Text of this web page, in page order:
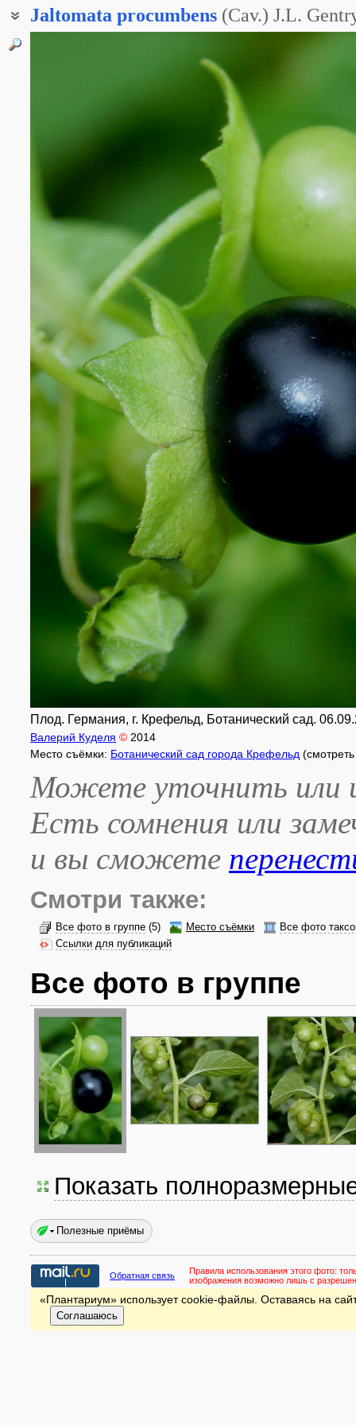
Jaltomata procumbens (Cav.) J.L.
Плод. Германия, г. Крефельд, Ботанический сад.
Валерий Куделя © 2014
Место съёмки: Ботанический сад города Крефельд
Можете уточнить или
Есть сомнения или
и вы сможете
Смотри также:
Все фото в группе (5) Место съёмки
Все фото
Ссылки для публикаций
Все фото в группе
Показать
Полезные приёмы
Обратная связь Правила использования этого фото:
изображения возможно лишь с
«Плантариум» использует cookie-файлы. Оставаясь на
Соглашаюсь